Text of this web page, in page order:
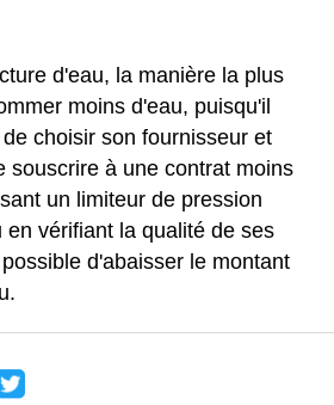
d'eau, la manière la plus
moins d'eau, puisqu'il
choisir son fournisseur et
souscrire à une contrat moins
un limiteur de pression
en vérifiant la qualité de ses
d'abaisser le montant